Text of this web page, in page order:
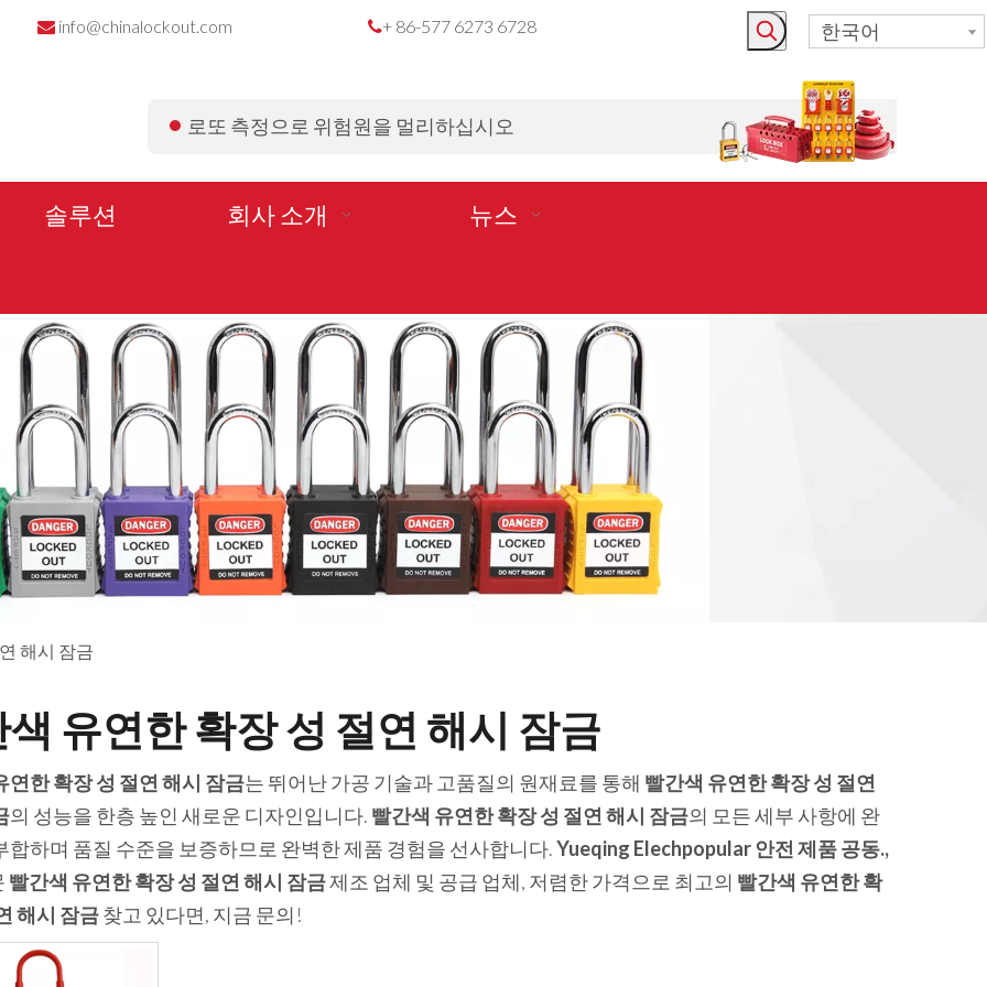
 info@chinalockout.com + 86-577 6273 6728 한국어
로또 측정으로 위험원을 멀리하십시오
솔루션 회사 소개 뉴스
해시 잠금
유연한 확장 성 절연 해시 잠금
연한 확장 성 절연 해시 잠금는 뛰어난 가공 기술과 고품질의 원재료를 통해 빨간색 유연한 확장 성 절연
의 성능을 한층 높인 새로운 디자인입니다. 빨간색 유연한 확장 성 절연 해시 잠금의 모든 세부 사항에 완
합하며 품질 수준을 보증하므로 완벽한 제품 경험을 선사합니다.Yueqing Elechpopular 안전 제품 공동.,
빨간색 유연한 확장 성 절연 해시 잠금제조 업체 및 공급 업체, 저렴한 가격으로 최고의 빨간색 유연한 확
해시 잠금찾고 있다면, 지금 문의!